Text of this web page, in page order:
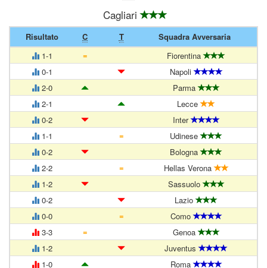
Cagliari
Risultato C T
Squadra Avversaria
1-1
=
Fiorentina
0-1
Napoli
2-0
Parma
2-1
Lecce
0-2
Inter
1-1
=
Udinese
0-2
Bologna
2-2
=
Hellas Verona
1-2
Sassuolo
0-2
Lazio
0-0
=
Como
3-3
=
Genoa
1-2
Juventus
1-0
Roma